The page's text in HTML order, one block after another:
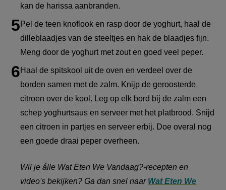
kan de harissa aanbranden.
Pel de teen knoflook en rasp door de yoghurt, haal de
dilleblaadjes van de steeltjes en hak de blaadjes fijn.
Meng door de yoghurt met zout en goed veel peper.
Haal de spitskool uit de oven en verdeel over de
borden samen met de zalm. Knijp de geroosterde
citroen over de kool. Leg op elk bord bij de zalm een
schep yoghurtsaus en serveer met het platbrood. Snijd
een citroen in partjes en serveer erbij. Doe overal nog
een goede draai peper overheen.
Wil je álle Wat Eten We Vandaag?-recepten en
video's bekijken? Ga dan snel naar Wat Eten We